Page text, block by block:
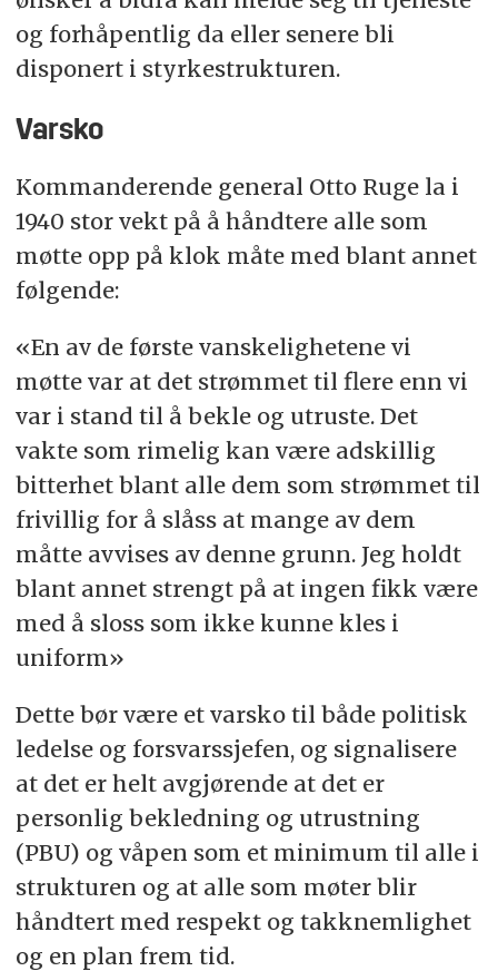
avdeling og melde seg til tjeneste ved den. Slik
som forholdene utviklet seg i de par første
dager etter 9. april mener kommisjonen at den
offiser og kommisjonen er tilbøyelig til å
tjenesteplikt under krig, og som var tatt med i
mobiliseringsoppgjøret.»
og forhåpentlig da eller senere bli
disponert i styrkestrukturen.
Varsko
Kommanderende general Otto Ruge la i
1940 stor vekt på å håndtere alle som
møtte opp på klok måte med blant annet
følgende:
«En av de første vanskelighetene vi
møtte var at det strømmet til flere enn vi
var i stand til å bekle og utruste. Det
vakte som rimelig kan være adskillig
bitterhet blant alle dem som strømmet til
frivillig for å slåss at mange av dem
måtte avvises av denne grunn. Jeg holdt
blant annet strengt på at ingen fikk være
med å sloss som ikke kunne kles i
uniform»
Dette bør være et varsko til både politisk
ledelse og forsvarssjefen, og signalisere
at det er helt avgjørende at det er
personlig bekledning og utrustning
(PBU) og våpen som et minimum til alle i
strukturen og at alle som møter blir
håndtert med respekt og takknemlighet
og en plan frem tid.